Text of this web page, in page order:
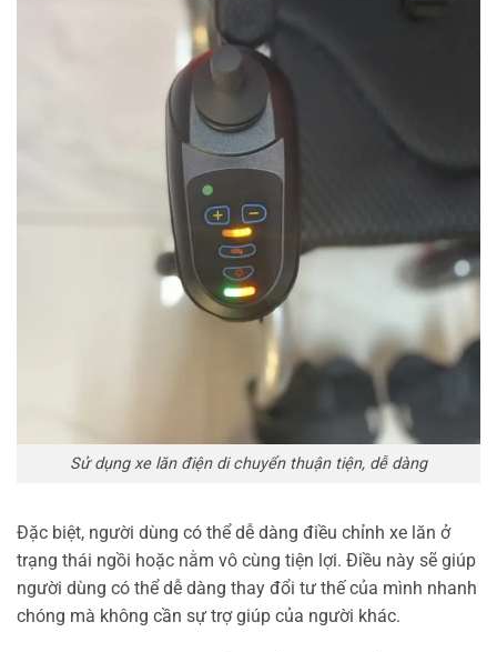
Sử dụng xe lăn điện di chuyển thuận tiện, dễ dàng
Đặc biệt, người dùng có thể dễ dàng điều chỉnh xe lăn ở
trạng thái ngồi hoặc nằm vô cùng tiện lợi. Điều này sẽ giúp
người dùng có thể dễ dàng thay đổi tư thế của mình nhanh
chóng mà không cần sự trợ giúp của người khác.